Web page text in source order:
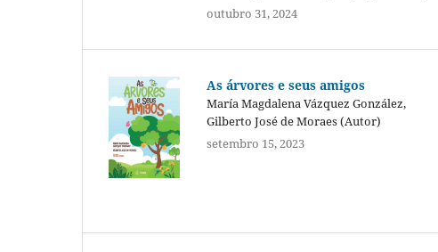
outubro 31, 2024
As árvores e seus amigos
María Magdalena Vázquez González,
Gilberto José de Moraes (Autor)
setembro 15, 2023